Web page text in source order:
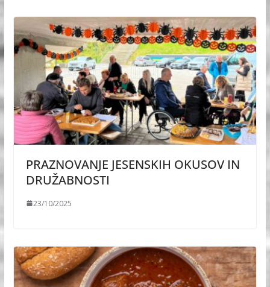
PRAZNOVANJE JESENSKIH OKUSOV IN
DRUŽABNOSTI
23/10/2025